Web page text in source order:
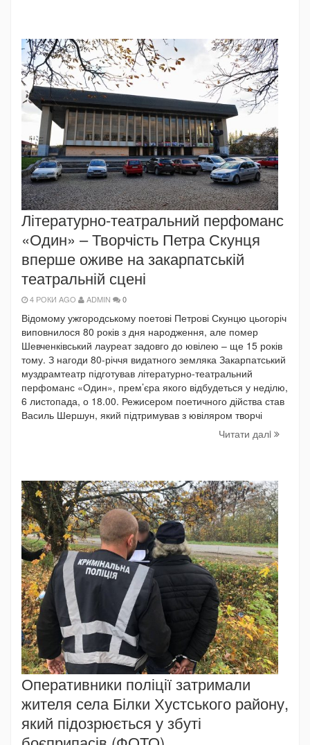
Літературно-театральний перфоманс
«Один» – Творчість Петра Скунця
вперше оживе на закарпатській
театральній сцені
4 РОКИ AGO ADMIN 0
Відомому ужгородському поетові Петрові Скунцю цьогоріч
виповнилося 80 років з дня народження, але помер
Шевченківський лауреат задовго до ювілею – ще 15 років
тому. З нагоди 80-річчя видатного земляка Закарпатський
муздрамтеатр підготував літературно-театральний
перфоманс «Один», прем’єра якого відбудеться у неділю,
6 листопада, о 18.00. Режисером поетичного дійства став
Василь Шершун, який підтримував з ювіляром творчі
Читати далi
Оперативники поліції затримали
жителя села Білки Хустського району,
який підозрюється у збуті